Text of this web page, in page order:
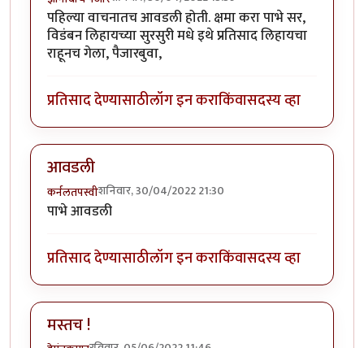
पहिल्या वाचनातच आवडली होती. क्षमा करा पाभे सर,
विडंबन लिहायच्या सुरसुरी मधे इथे प्रतिसाद लिहायचा
राहूनच गेला, पैजारबुवा,
प्रतिसाद देण्यासाठीलॉग इन कराकिंवासदस्य व्हा
आवडली
कर्नलतपस्वीशनिवार, 30/04/2022 21:30
पाभे आवडली
प्रतिसाद देण्यासाठीलॉग इन कराकिंवासदस्य व्हा
मस्तच !